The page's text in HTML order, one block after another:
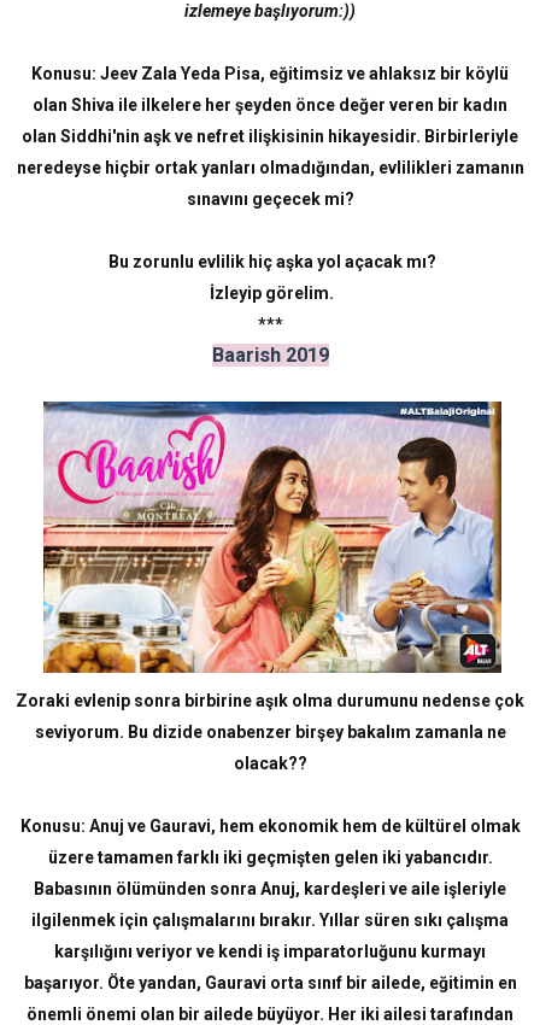
izlemeye başlıyorum:))
Konusu: Jeev Zala Yeda Pisa, eğitimsiz ve ahlaksız bir köylü
olan Shiva ile ilkelere her şeyden önce değer veren bir kadın
olan Siddhi'nin aşk ve nefret ilişkisinin hikayesidir. Birbirleriyle
neredeyse hiçbir ortak yanları olmadığından, evlilikleri zamanın
sınavını geçecek mi?
Bu zorunlu evlilik hiç aşka yol açacak mı?
İzleyip görelim.
***
Baarish 2019
Zoraki evlenip sonra birbirine aşık olma durumunu nedense çok
seviyorum. Bu dizide onabenzer birşey bakalım zamanla ne
olacak??
Konusu: Anuj ve Gauravi, hem ekonomik hem de kültürel olmak
üzere tamamen farklı iki geçmişten gelen iki yabancıdır.
Babasının ölümünden sonra Anuj, kardeşleri ve aile işleriyle
ilgilenmek için çalışmalarını bırakır. Yıllar süren sıkı çalışma
karşılığını veriyor ve kendi iş imparatorluğunu kurmayı
başarıyor. Öte yandan, Gauravi orta sınıf bir ailede, eğitimin en
önemli önemi olan bir ailede büyüyor. Her iki ailesi tarafından